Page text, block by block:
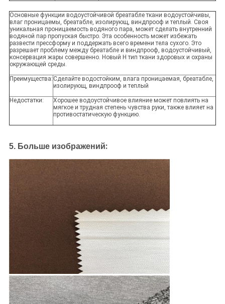
Основные функции водоустойчивой бреатабле ткани водоустойчивы,
влаг проницаемы, бреатабле, изолирующ, виндпрооф и теплый. Своя
уникальная проницаемость водяного пара, может сделать внутренний
водяной пар пропуская быстро. Эта особенность может избежать
развести прессформу и поддержать всего времени тела сухого. Это
разрешает проблему между бреатабле и виндпрооф, водоустойчивый,
консервация жары совершенно. Новый Н тип ткани здоровых и охраны
окружающей среды.
Преимущества: Сделайте водостойким, влага проницаемая, бреатабле,
изолирующ, виндпрооф и теплый
Недостатки:
Хорошее водоустойчивое влияние может повлиять на
мягкое и трудная степень чувства руки, также влияет на
противостатическую функцию.
5. Больше изображений: